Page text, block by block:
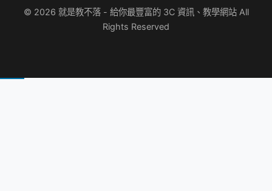
© 2026 就是教不落 - 給你最豐富的 3C 資訊、教學網站 All
Rights Reserved